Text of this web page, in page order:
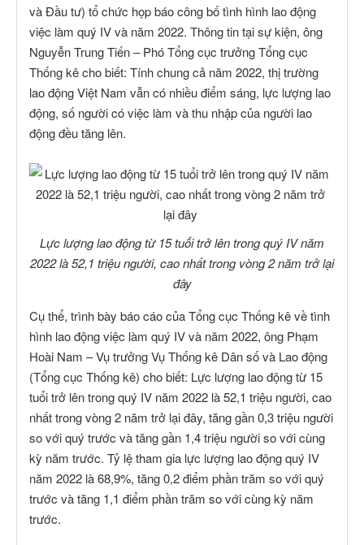
và Đầu tư) tổ chức họp báo công bố tình hình lao động
việc làm quý IV và năm 2022. Thông tin tại sự kiện, ông
Nguyễn Trung Tiến – Phó Tổng cục trưởng Tổng cục
Thống kê cho biết: Tính chung cả năm 2022, thị trường
lao động Việt Nam vẫn có nhiều điểm sáng, lực lượng lao
động, số người có việc làm và thu nhập của người lao
động đều tăng lên.
Lực lượng lao động từ 15 tuổi trở lên trong quý IV năm
2022 là 52,1 triệu người, cao nhất trong vòng 2 năm trở lại
đây
Cụ thể, trình bày báo cáo của Tổng cục Thống kê về tình
hình lao động việc làm quý IV và năm 2022, ông Phạm
Hoài Nam – Vụ trưởng Vụ Thống kê Dân số và Lao động
(Tổng cục Thống kê) cho biết: Lực lượng lao động từ 15
tuổi trở lên trong quý IV năm 2022 là 52,1 triệu người, cao
nhất trong vòng 2 năm trở lại đây, tăng gần 0,3 triệu người
so với quý trước và tăng gần 1,4 triệu người so với cùng
kỳ năm trước. Tỷ lệ tham gia lực lượng lao động quý IV
năm 2022 là 68,9%, tăng 0,2 điểm phần trăm so với quý
trước và tăng 1,1 điểm phần trăm so với cùng kỳ năm
trước.